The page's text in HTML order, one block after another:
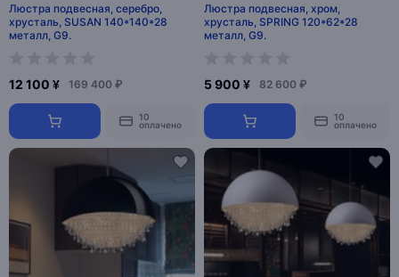
Люстра подвесная, серебро,
хрусталь, SUSAN 140*140*28
металл, G9.
12 100 ¥ 169 400 ₽
10
оплачено
Люстра подвесная, хром,
хрусталь, SPRING 120*62*28
металл, G9.
5 900 ¥ 82 600 ₽
10
оплачено